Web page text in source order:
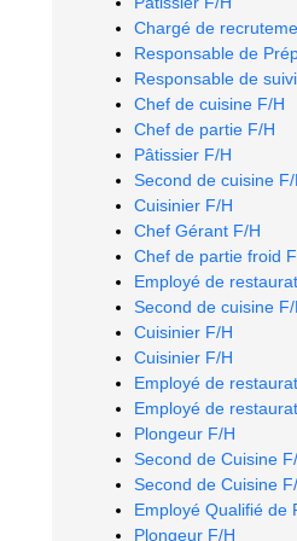
Chargé de
Responsable de
Responsable de
Chef de cuisine F/H
Chef de partie F/H
Pâtissier F/H
Second de cuisine
Cuisinier F/H
Chef Gérant F/H
Chef de partie froid
Employé de
Second de cuisine
Cuisinier F/H
Cuisinier F/H
Employé de
Employé de
Plongeur F/H
Second de Cuisine
Second de Cuisine
Employé Qualifié de
Plongeur F/H